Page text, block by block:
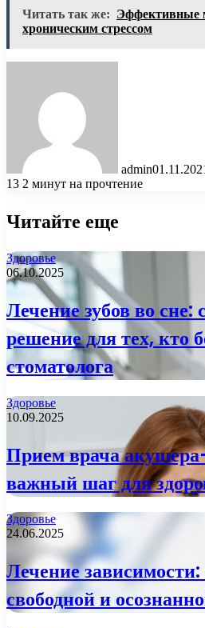
Читать так же: Эффективные
хроническим стрессом
admin
13 2 минут на прочтение
Читайте еще
Здоровье
06.10.2025
Лечение зубов во сне:
решение для тех, кто
стоматолога
Здоровье
10.09.2025
Прием врача
важный шаг для
Здоровье
24.06.2025
Лечение
свободной и